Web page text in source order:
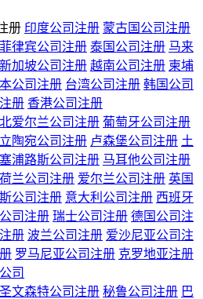
册 印度公司注册 蒙古国公司注册
菲律宾公司注册 泰国公司注册 马来
新加坡公司注册 越南公司注册 柬埔
公司注册 台湾公司注册 韩国公司
册 香港公司注册
北爱尔兰公司注册 葡萄牙公司注册
立陶宛公司注册 卢森堡公司注册 土
塞浦路斯公司注册 马耳他公司注册
荷兰公司注册 爱尔兰公司注册 英国
公司注册 意大利公司注册 西班牙
司注册 瑞士公司注册 德国公司注
册 波兰公司注册 爱沙尼亚公司注
罗马尼亚公司注册 克罗地亚注册
司
圣文森特公司注册 秘鲁公司注册 巴